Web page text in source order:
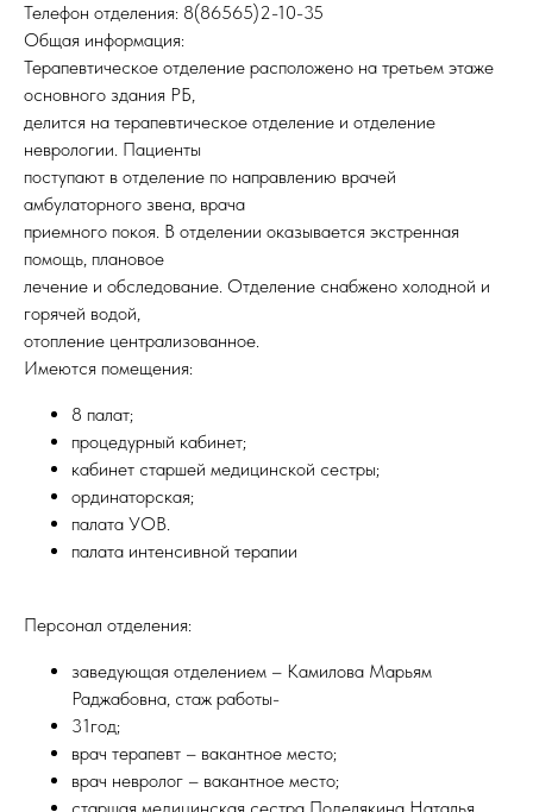
Телефон отделения: 8(86565)2-10-35
Общая информация:
Терапевтическое отделение расположено на третьем этаже
основного здания РБ,
делится на терапевтическое отделение и отделение
неврологии. Пациенты
поступают в отделение по направлению врачей
амбулаторного звена, врача
приемного покоя. В отделении оказывается экстренная
помощь, плановое
лечение и обследование. Отделение снабжено холодной и
горячей водой,
отопление централизованное.
Имеются помещения:
8 палат;
процедурный кабинет;
кабинет старшей медицинской сестры;
ординаторская;
палата УОВ.
палата интенсивной терапии
Персонал отделения:
заведующая отделением – Камилова Марьям
Раджабовна, стаж работы-
31год;
врач терапевт – вакантное место;
врач невролог – вакантное место;